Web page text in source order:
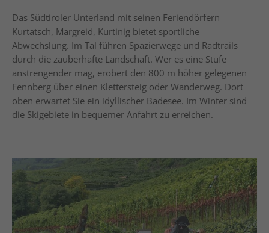
Das Südtiroler Unterland mit seinen Feriendörfern
Kurtatsch, Margreid, Kurtinig bietet sportliche
Abwechslung. Im Tal führen Spazierwege und Radtrails
durch die zauberhafte Landschaft. Wer es eine Stufe
anstrengender mag, erobert den 800 m höher gelegenen
Fennberg über einen Klettersteig oder Wanderweg. Dort
oben erwartet Sie ein idyllischer Badesee. Im Winter sind
die Skigebiete in bequemer Anfahrt zu erreichen.